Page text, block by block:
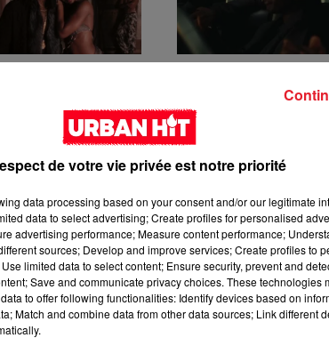
interlude Yorssy
& Dr. Yaro - Les
Kore & Zamdane -
Dalí
de votre vie privée est notre priorité
data processing based on your consent and/or our legitimate
data to select advertising; Create profiles for personalised
advertising performance; Measure content performance;
sources; Develop and improve services; Create profiles to
limited data to select content; Ensure security, prevent and
Save and communicate privacy choices. These technologies
to offer following functionalities: Identify devices based on
Match and combine data from other data sources; Link different